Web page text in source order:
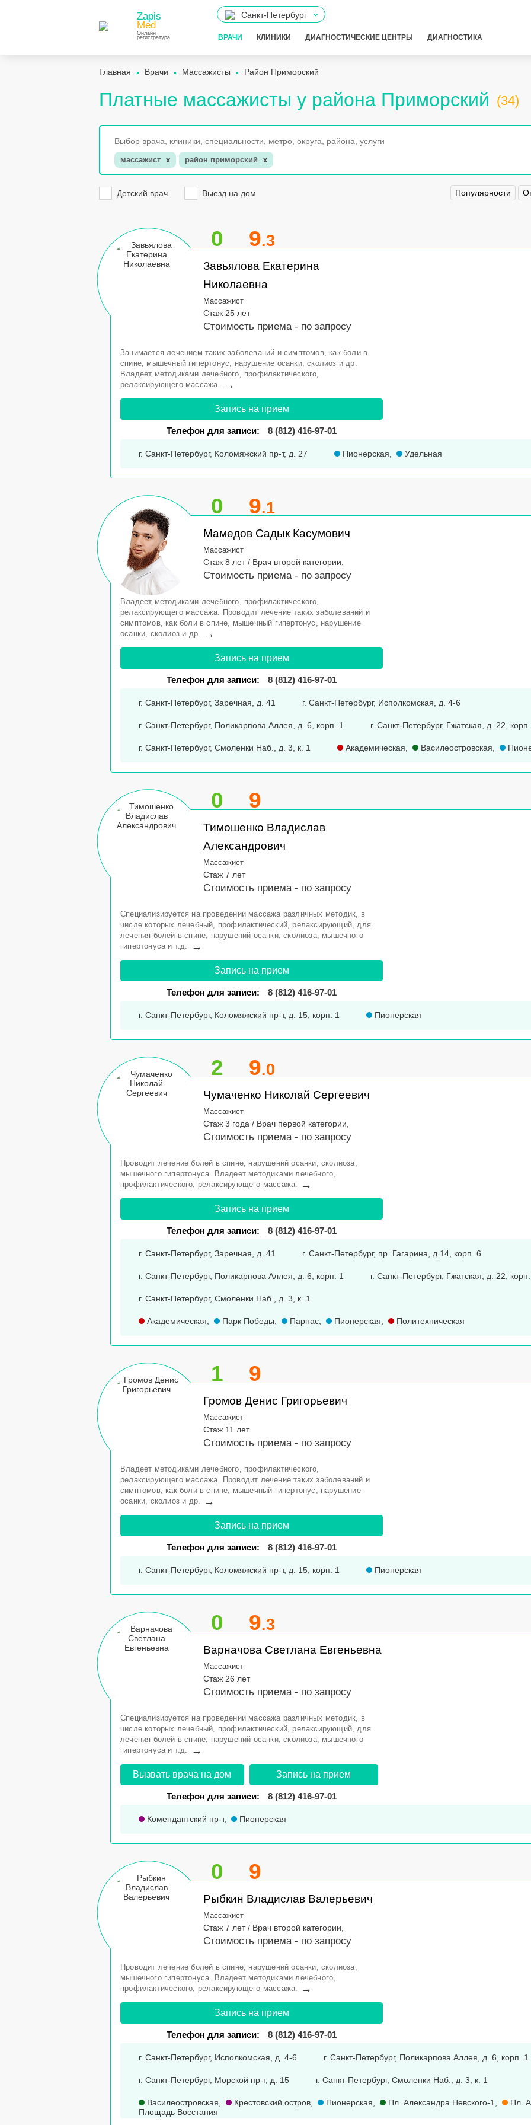
Zapis
Med
Онлайн
регистратура
Санкт-Петербург
ВРАЧИ КЛИНИКИ ДИАГНОСТИЧЕСКИЕ ЦЕНТРЫ ДИАГНОСТИКА
Главная Врачи Массажисты Район Приморский
Платные массажисты у района Приморский (34)
массажист x район приморский x
Детский врач Выезд на дом Популярности
0 9.3
Завьялова Екатерина
Николаевна
Массажист
Стаж 25 лет
Стоимость приема - по запросу
Занимается лечением таких заболеваний и симптомов, как боли в
спине, мышечный гипертонус, нарушение осанки, сколиоз и др.
Владеет методиками лечебного, профилактического,
релаксирующего массажа.
→
Запись на прием
Телефон для записи: 8 (812) 416-97-01
г. Санкт-Петербург, Коломяжский пр-т, д. 27 Пионерская Удельная
0 9.1
Мамедов Садык Касумович
Массажист
Стаж 8 лет / Врач второй категории,
Стоимость приема - по запросу
Владеет методиками лечебного, профилактического,
релаксирующего массажа. Проводит лечение таких заболеваний и
симптомов, как боли в спине, мышечный гипертонус, нарушение
осанки, сколиоз и др.
→
Запись на прием
Телефон для записи: 8 (812) 416-97-01
г. Санкт-Петербург, Заречная, д. 41 г. Санкт-Петербург, Исполкомская, д. 4-6
г. Санкт-Петербург, Поликарпова Аллея, д. 6, корп. 1 г. Санкт-Петербург, Гжатская, д. 22,
г. Санкт-Петербург, Смоленки Наб., д. 3, к. 1 Академическая Василеостровская
0 9
Тимошенко Владислав
Александрович
Массажист
Стаж 7 лет
Стоимость приема - по запросу
Специализируется на проведении массажа различных методик, в
числе которых лечебный, профилактический, релаксирующий, для
лечения болей в спине, нарушений осанки, сколиоза, мышечного
гипертонуса и т.д.
→
Запись на прием
Телефон для записи: 8 (812) 416-97-01
г. Санкт-Петербург, Коломяжский пр-т, д. 15, корп. 1 Пионерская
2 9.0
Чумаченко Николай Сергеевич
Массажист
Стаж 3 года / Врач первой категории,
Стоимость приема - по запросу
Проводит лечение болей в спине, нарушений осанки, сколиоза,
мышечного гипертонуса. Владеет методиками лечебного,
профилактического, релаксирующего массажа.
→
Запись на прием
Телефон для записи: 8 (812) 416-97-01
г. Санкт-Петербург, Заречная, д. 41 г. Санкт-Петербург, пр. Гагарина, д.14, корп. 6
г. Санкт-Петербург, Поликарпова Аллея, д. 6, корп. 1 г. Санкт-Петербург, Гжатская, д. 22,
г. Санкт-Петербург, Смоленки Наб., д. 3, к. 1
Академическая Парк Победы Парнас Пионерская Политехническая
1 9
Громов Денис Григорьевич
Массажист
Стаж 11 лет
Стоимость приема - по запросу
Владеет методиками лечебного, профилактического,
релаксирующего массажа. Проводит лечение таких заболеваний и
симптомов, как боли в спине, мышечный гипертонус, нарушение
осанки, сколиоз и др.
→
Запись на прием
Телефон для записи: 8 (812) 416-97-01
г. Санкт-Петербург, Коломяжский пр-т, д. 15, корп. 1 Пионерская
0 9.3
Варначова Светлана Евгеньевна
Массажист
Стаж 26 лет
Стоимость приема - по запросу
Специализируется на проведении массажа различных методик, в
числе которых лечебный, профилактический, релаксирующий, для
лечения болей в спине, нарушений осанки, сколиоза, мышечного
гипертонуса и т.д.
→
Вызвать врача на дом Запись на прием
Телефон для записи: 8 (812) 416-97-01
Комендантский пр-т, Пионерская
0 9
Рыбкин Владислав Валерьевич
Массажист
Стаж 7 лет / Врач второй категории,
Стоимость приема - по запросу
Проводит лечение болей в спине, нарушений осанки, сколиоза,
мышечного гипертонуса. Владеет методиками лечебного,
профилактического, релаксирующего массажа.
→
Запись на прием
Телефон для записи: 8 (812) 416-97-01
г. Санкт-Петербург, Исполкомская, д. 4-6 г. Санкт-Петербург, Поликарпова Аллея, д. 6, корп. 1
г. Санкт-Петербург, Морской пр-т, д. 15 г. Санкт-Петербург, Смоленки Наб., д. 3, к. 1
Василеостровская Крестовский остров Пионерская Пл. Александра Невского-1
Пл.
Площадь Восстания